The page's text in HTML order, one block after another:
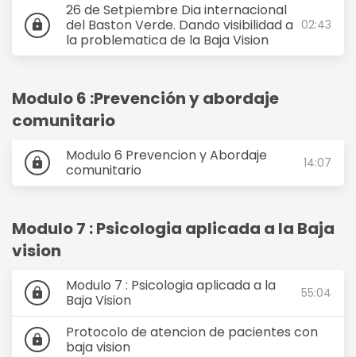
lock
26 de Setpiembre Dia internacional
del Baston Verde. Dando visibilidad a
la problematica de la Baja Vision
02:43
Modulo 6 :Prevención y abordaje
comunitario
lock
Modulo 6 Prevencion y Abordaje
comunitario
14:07
Modulo 7 : Psicologia aplicada a la Baja
vision
lock
Modulo 7 : Psicologia aplicada a la
Baja Vision
55:04
lock
Protocolo de atencion de pacientes con
baja vision